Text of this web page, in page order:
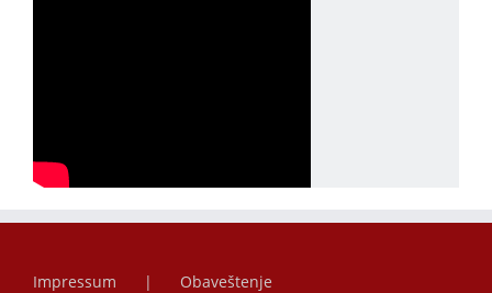
Impressum Obaveštenje